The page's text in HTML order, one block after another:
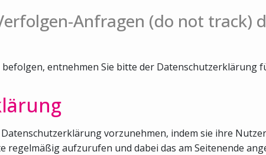
Anfragen (do not track)
entnehmen Sie bitte der Datenschutzerklärung
vorzunehmen, indem sie ihre
aufzurufen und dabei das am Seitenende